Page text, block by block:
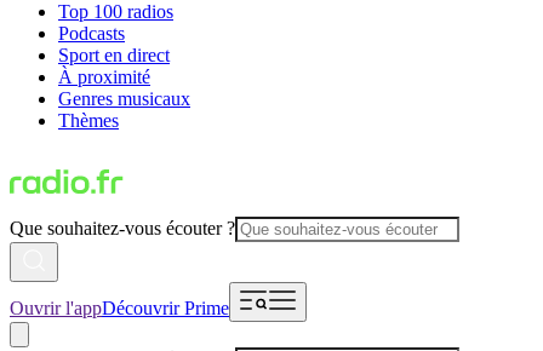
Top 100 radios
Podcasts
Sport en direct
À proximité
Genres musicaux
Thèmes
Que souhaitez-vous écouter ?
Ouvrir l'appDécouvrir Prime